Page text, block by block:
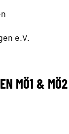
e.V.
MÖ1 & MÖ2